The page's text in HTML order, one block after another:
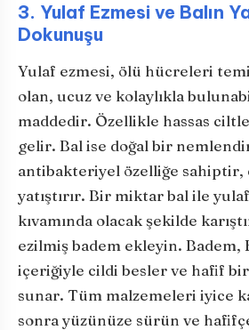
3. Yulaf Ezmesi ve Balın
Dokunuşu
Yulaf ezmesi, ölü hücreleri
olan, ucuz ve kolaylıkla
maddedir. Özellikle hassas
gelir. Bal ise doğal bir
antibakteriyel özelliğe sahiptir,
yatıştırır. Bir miktar bal ile
kıvamında olacak şekilde
ezilmiş badem ekleyin. Badem,
içeriğiyle cildi besler ve hafif
sunar. Tüm malzemeleri iyice
sonra yüzünüze sürün ve